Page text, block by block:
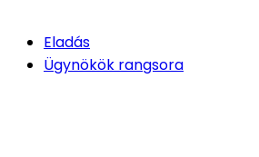
Eladás
Ügynökök rangsora